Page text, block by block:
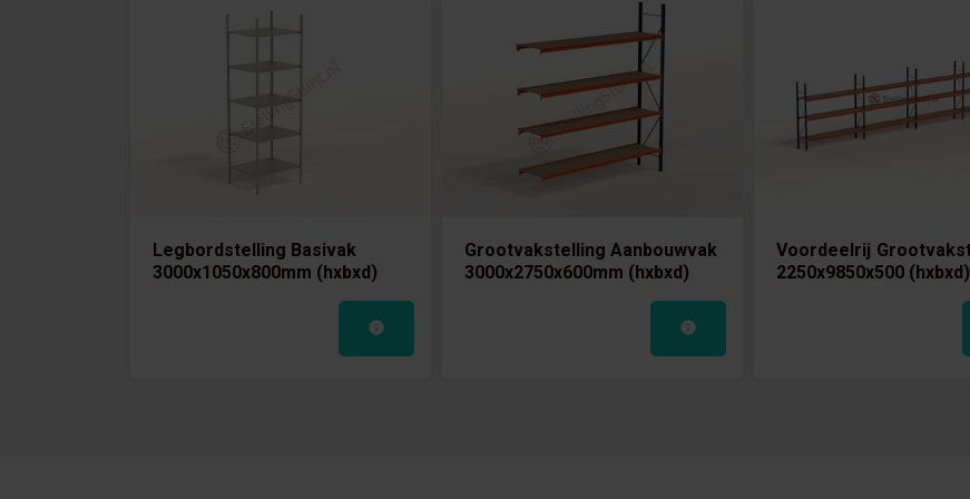
Legbordstelling Basivak
3000x1050x800mm (hxbxd)
Grootvakstelling Aanbouwvak
3000x2750x600mm (hxbxd)
Voordeelrij
2250x9850x500 (hxbxd)